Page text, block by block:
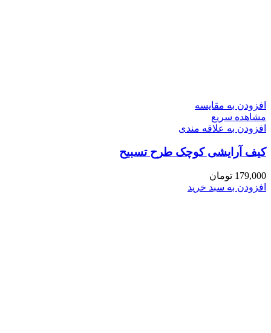
افزودن به مقایسه
مشاهده سریع
افزودن به علاقه مندی
کیف آرایشی کوچک طرح تسبیح
179,000 تومان
افزودن به سبد خرید